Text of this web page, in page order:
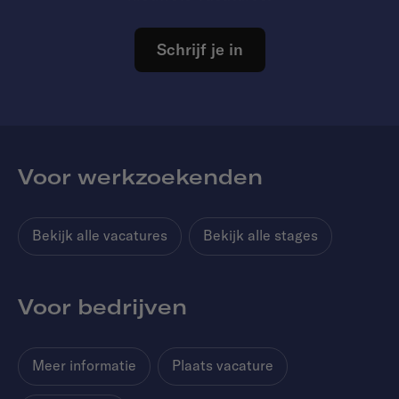
Schrijf je in
Voor werkzoekenden
Bekijk alle vacatures Bekijk alle stages
Voor bedrijven
Meer informatie Plaats vacature